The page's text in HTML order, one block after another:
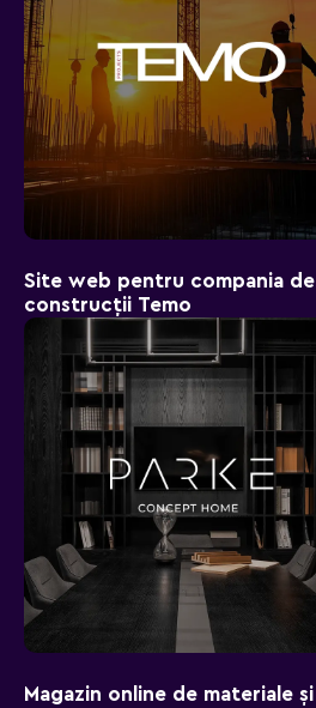
Site web pentru compania de
construcții Temo
Magazin online de materiale și